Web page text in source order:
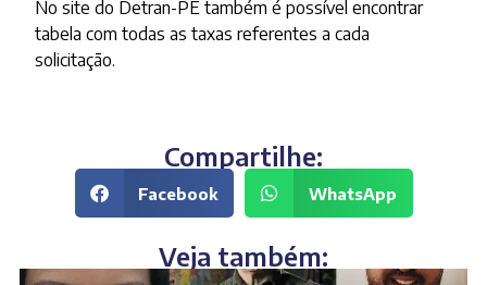
No site do Detran-PE também é possível encontrar
tabela com todas as taxas referentes a cada
solicitação.
Compartilhe:
Facebook WhatsApp
Veja também: